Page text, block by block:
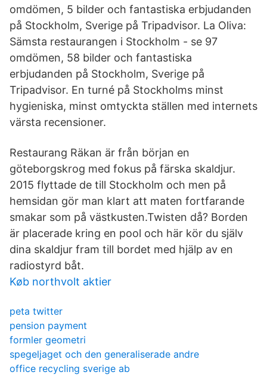
omdömen, 5 bilder och fantastiska erbjudanden
på Stockholm, Sverige på Tripadvisor. La Oliva:
Sämsta restaurangen i Stockholm - se 97
omdömen, 58 bilder och fantastiska
erbjudanden på Stockholm, Sverige på
Tripadvisor. En turné på Stockholms minst
hygieniska, minst omtyckta ställen med internets
värsta recensioner.
Restaurang Räkan är från början en
göteborgskrog med fokus på färska skaldjur.
2015 flyttade de till Stockholm och men på
hemsidan gör man klart att maten fortfarande
smakar som på västkusten.Twisten då? Borden
är placerade kring en pool och här kör du själv
dina skaldjur fram till bordet med hjälp av en
radiostyrd båt.
Køb northvolt aktier
peta twitter
pension payment
formler geometri
spegeljaget och den generaliserade andre
office recycling sverige ab